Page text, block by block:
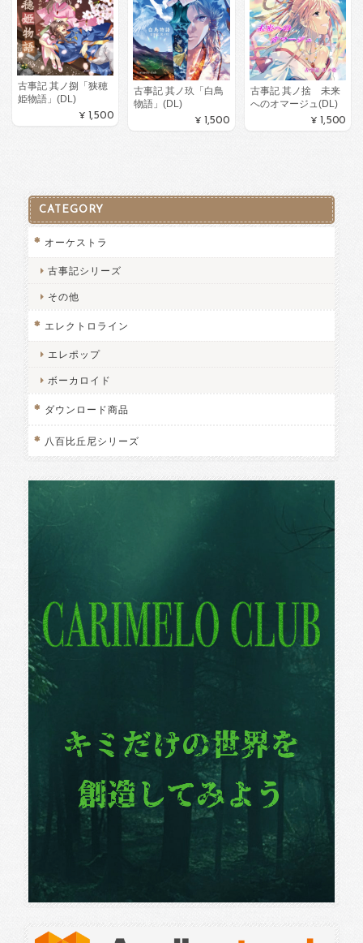
古事記 其ノ捌「狭穂
姫物語」(DL)
¥1,500
古事記 其ノ玖「白鳥
物語」(DL)
¥1,500
古事記 其ノ捨 未来
へのオマージュ(DL)
¥1,500
CATEGORY
オーケストラ
古事記シリーズ
その他
エレクトロライン
エレポップ
ボーカロイド
ダウンロード商品
八百比丘尼シリーズ